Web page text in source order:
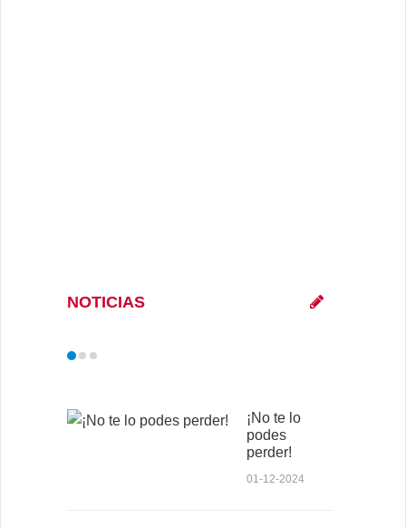
NOTICIAS
¡No te lo
podes
perder!
01-12-2024